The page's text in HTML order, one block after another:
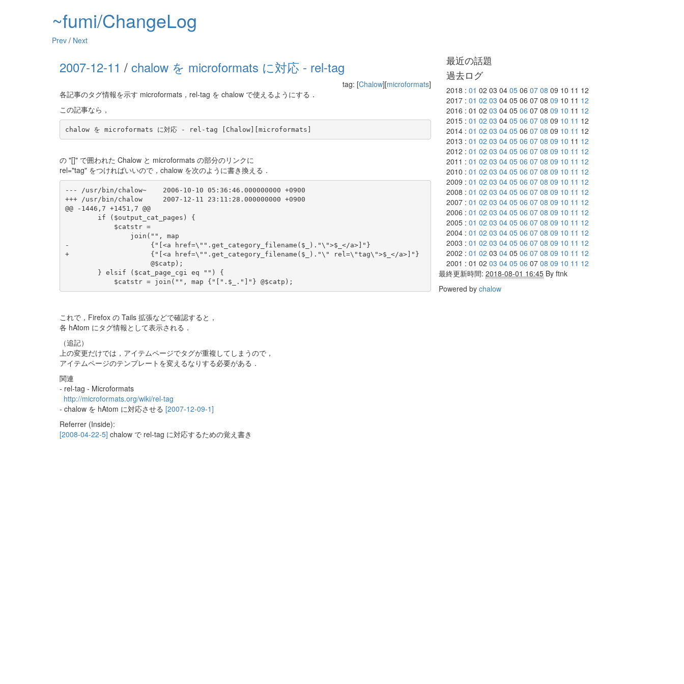
~fumi/ChangeLog
Prev / Next
2007-12-11 / chalow を microformats に対応 - rel-tag
tag: [Chalow][microformats]
各記事のタグ情報を示す microformats，rel-tag を chalow で使えるようにする．
この記事なら，
の "[]" で囲われた Chalow と microformats の部分のリンクに
rel="tag" をつければいいので，chalow を次のように書き換える．
--- /usr/bin/chalow~	2006-10-10 05:36:46.000000000 +0900
+++ /usr/bin/chalow	2007-12-11 23:11:28.000000000 +0900
@@ -1446,7 +1451,7 @@
-		     {"[<a href=\"".get_category_filename($_)."\">$_</a>]"}
+		     {"[<a href=\"".get_category_filename($_)."\" rel=\"tag\">$_</a>]"}
これで，Firefox の Tails 拡張などで確認すると，
各 hAtom にタグ情報として表示される．
（追記）
上の変更だけでは，アイテムページでタグが重複してしまうので，
アイテムページのテンプレートを変えるなりする必要がある．
関連
- rel-tag - Microformats
http://microformats.org/wiki/rel-tag
- chalow を hAtom に対応させる [2007-12-09-1]
Referrer (Inside):
[2008-04-22-5] chalow で rel-tag に対応するための覚え書き
最近の話題
過去ログ
2018 : 01 02 03 04 05 06 07 08 09 10 11 12
2017 : 01 02 03 04 05 06 07 08 09 10 11 12
2016 : 01 02 03 04 05 06 07 08 09 10 11 12
2015 : 01 02 03 04 05 06 07 08 09 10 11 12
2014 : 01 02 03 04 05 06 07 08 09 10 11 12
2013 : 01 02 03 04 05 06 07 08 09 10 11 12
2012 : 01 02 03 04 05 06 07 08 09 10 11 12
2011 : 01 02 03 04 05 06 07 08 09 10 11 12
2010 : 01 02 03 04 05 06 07 08 09 10 11 12
2009 : 01 02 03 04 05 06 07 08 09 10 11 12
2008 : 01 02 03 04 05 06 07 08 09 10 11 12
2007 : 01 02 03 04 05 06 07 08 09 10 11 12
2006 : 01 02 03 04 05 06 07 08 09 10 11 12
2005 : 01 02 03 04 05 06 07 08 09 10 11 12
2004 : 01 02 03 04 05 06 07 08 09 10 11 12
2003 : 01 02 03 04 05 06 07 08 09 10 11 12
2002 : 01 02 03 04 05 06 07 08 09 10 11 12
2001 : 01 02 03 04 05 06 07 08 09 10 11 12
最終更新時間: 2018-08-01 16:45 By ftnk
Powered by chalow